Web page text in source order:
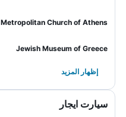
Metropolitan Church of Athens
Jewish Museum of Greece
إظهار المزيد
سيارت ايجار